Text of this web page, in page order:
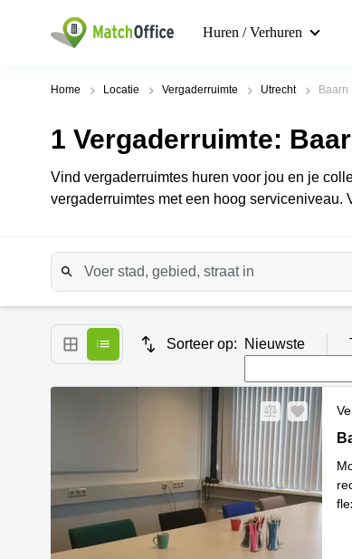
Huren / Verhuren
Home Locatie Vergaderruimte Utrecht Baarn
1 Vergaderruimte:
Vind vergaderruimtes huren voor jou en je
vergaderruimtes met een hoog serviceniveau.
Sorteer op: Nieuwste